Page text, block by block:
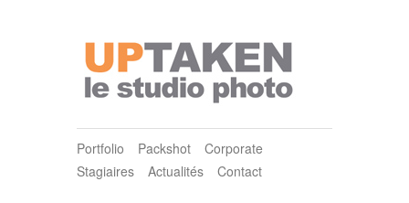
Portfolio Packshot
Corporate
Stagiaires
Actualités Contact